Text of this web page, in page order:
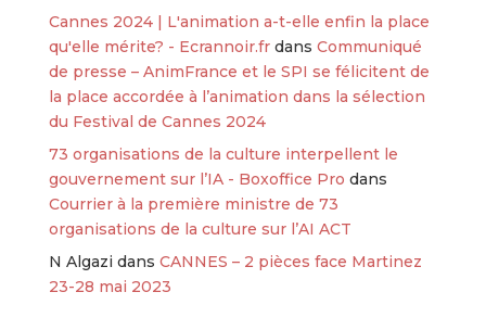
Cannes 2024 | L'animation a-t-elle enfin la place
qu'elle mérite? - Ecrannoir.frdans Communiqué
de presse – AnimFrance et le SPI se félicitent de
la place accordée à l’animation dans la sélection
du Festival de Cannes 2024
73 organisations de la culture interpellent le
gouvernement sur l’IA - Boxoffice Pro dans
Courrier à la première ministre de 73
organisations de la culture sur l’AI ACT
N Algazi dans CANNES – 2 pièces face Martinez
23-28 mai 2023